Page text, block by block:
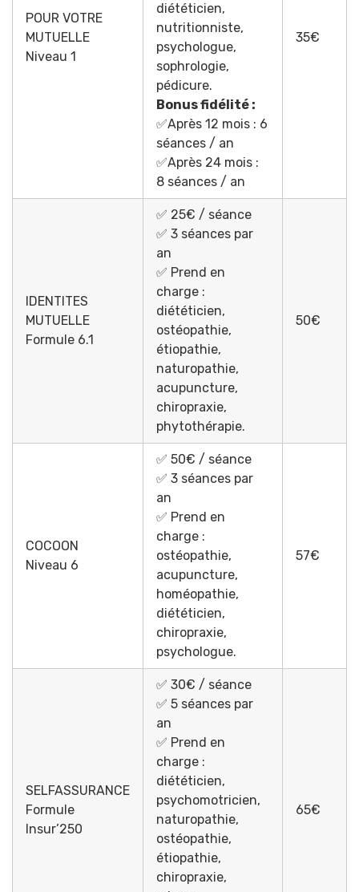
POUR VOTRE
MUTUELLE
Niveau 1
diététicien,
nutritionniste,
psychologue,
sophrologie,
pédicure.
Bonus fidélité :
✅Après 12 mois : 6
séances / an
✅Après 24 mois :
8 séances / an
35€
IDENTITES
MUTUELLE
Formule 6.1
✅ 25€ / séance
✅ 3 séances par
an
✅ Prend en
charge :
diététicien,
ostéopathie,
étiopathie,
naturopathie,
acupuncture,
chiropraxie,
phytothérapie.
50€
COCOON
Niveau 6
✅ 50€ / séance
✅ 3 séances par
an
✅ Prend en
charge :
ostéopathie,
acupuncture,
homéopathie,
diététicien,
chiropraxie,
psychologue.
57€
SELFASSURANCE
Formule
Insur’250
✅ 30€ / séance
✅ 5 séances par
an
✅ Prend en
charge :
diététicien,
psychomotricien,
naturopathie,
ostéopathie,
étiopathie,
chiropraxie,
65€